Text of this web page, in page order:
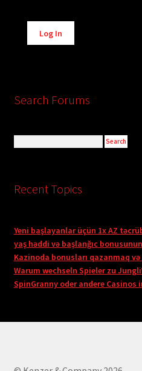
Alternative:
Log In
Search Forums
Recent Topics
Yeni başlayanlar üçün 1x AZ
yaş həddi və başlanğıc
Kazinoda bonusları qazanmaq
Warum wechseln Spieler zu
SpinGranny oder andere Casinos